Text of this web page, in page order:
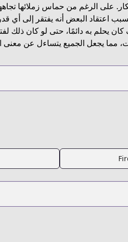
على الرغم من حماس زملائها
اعتقاد البعض أنه يفتقر إلى أي
يحلم به دائمًا، حتى لو كان ذلك
مما يجعل الجميع يتساءل عن معنى